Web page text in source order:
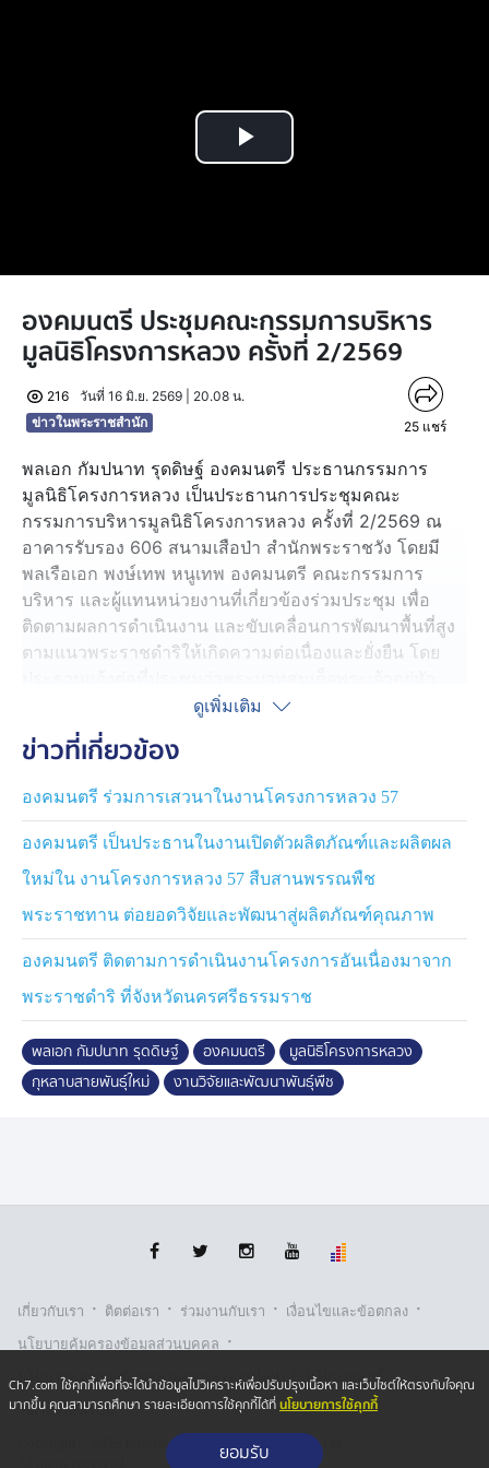
Play
องคมนตรี ประชุมคณะกรรมการบริหาร
มูลนิธิโครงการหลวง ครั้งที่ 2/2569
216
วันที่ 16 มิ.ย. 2569 | 20.08 น.
ข่าวในพระราชสำนัก
25 แชร์
พลเอก กัมปนาท รุดดิษฐ์ องคมนตรี ประธานกรรมการ
มูลนิธิโครงการหลวง เป็นประธานการประชุมคณะ
กรรมการบริหารมูลนิธิโครงการหลวง ครั้งที่ 2/2569 ณ
อาคารรับรอง 606 สนามเสือป่า สำนักพระราชวัง โดยมี
พลเรือเอก พงษ์เทพ หนูเทพ องคมนตรี คณะกรรมการ
บริหาร และผู้แทนหน่วยงานที่เกี่ยวข้องร่วมประชุม เพื่อ
ติดตามผลการดำเนินงาน และขับเคลื่อนการพัฒนาพื้นที่สูง
ตามแนวพระราชดำริให้เกิดความต่อเนื่องและยั่งยืน โดย
พระราชทานพระบรมราชานุญาตให้นำชื่อ "ควีนสุทิดา"
(Queen Suthida) เป็นนามกุหลาบสายพันธุ์ใหม่ และสมเด็จ
พระเจ้าลูกเธอ เจ้าฟ้าสิริวัณณวรี นารีรัตนราชกัญญา
พระราชทานนามแก้วมังกรสายพันธุ์ใหม่ว่า "Princess
Sirivannavari Dragon Fruit" นับเป็นขวัญกำลังใจสำคัญต่อ
การดำเนินงานวิจัยและพัฒนาพันธุ์พืชของมูลนิธิโครงการ
โดยในช่วง 8 เดือนของปีงบประมาณ 2569 สามารถขับ
เคลื่อนแผนงานได้กว่าร้อยละ 72 ของเป้าหมายทั้งปี มีผล
งานเด่น เช่น การวิจัยและขยายพันธุ์พืชพระราชทานเอเดล
ไวส์ การพัฒนากุหลาบควีนสุทิดา และแก้วมังกรสีเหลือง
การอนุรักษ์ป่าชาโบราณ การผลักดันการขึ้นทะเบียนสิ่งบ่งชี้
ทางภูมิศาสตร์ (GI) กาแฟในพื้นที่โครงการหลวง ตลอดจน
ถ่ายทอดองค์ความรู้สู่ประชาชนและเยาวชนอย่างต่อเนื่อง
ด้านการพัฒนาชุมชน ได้พัฒนาชุมชนต้นแบบแล้ว 8 ชุมชน
ล้านบาท พร้อมพัฒนาผลิตภัณฑ์ใหม่และขยายโอกาส
ต้นแบบแห่งแรกในรัชสมัยปัจจุบัน มีผลการดำเนินงานตาม
แผนแม่บท ก้าวหน้าร้อยละ 83 ส่วนความก้าวหน้าผลการ
โนนดินแดง จังหวัดบุรีรัมย์ ซึ่งเป็นพื้นที่ขยายผลแนวทางการ
พัฒนาจากพื้นที่สูงสู่พื้นที่ราบสูงแห่งแรกในรัชสมัย ตามแผน
เร่งด่วน ระยะเวลา 1 ปี มีความก้าวหน้าร้อยละ 90 นอกจาก
ดูเพิ่มเติม
ข่าวที่เกี่ยวข้อง
องคมนตรี ร่วมการเสวนาในงานโครงการหลวง 57
องคมนตรี เป็นประธานในงานเปิดตัวผลิตภัณฑ์และผลิตผล
ใหม่ใน งานโครงการหลวง 57 สืบสานพรรณพืช
พระราชทาน ต่อยอดวิจัยและพัฒนาสู่ผลิตภัณฑ์คุณภาพ
องคมนตรี ติดตามการดำเนินงานโครงการอันเนื่องมาจาก
พระราชดำริ ที่จังหวัดนครศรีธรรมราช
พลเอก กัมปนาท รุดดิษฐ์ องคมนตรี
มูลนิธิโครงการหลวง
กุหลาบสายพันธุ์ใหม่
งานวิจัยและพัฒนาพันธุ์พืช
เกี่ยวกับเรา · ติตต่อเรา · ร่วมงานกับเรา · เงื่อนไขและข้อตกลง ·
นโยบายคุ้มครองข้อมูลส่วนบุคคล ·
นโยบายคุ้มครองข้อมูลส่วนบุคคล (ออนไลน์) · นโยบายคุกกี้ ·
รับเรื่องร้องเรียน
Copyright © 2026 Bangkok Broadcasting & T.V. Co.,Ltd.
Ch7.com ใช้คุกกี้เพื่อที่จะได้นำข้อมูลไปวิเคราะห์เพื่อปรับปรุงเนื้อหา และเว็บไซต์ให้ตรงกับใจคุณ
มากขึ้น คุณสามารถศึกษา รายละเอียดการใช้คุกกี้ได้ที่นโยบายการใช้คุกกี้
ยอมรับ